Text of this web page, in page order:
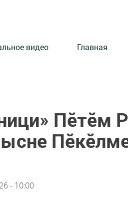
видео Главная
Пӗтӗм
- 10:00